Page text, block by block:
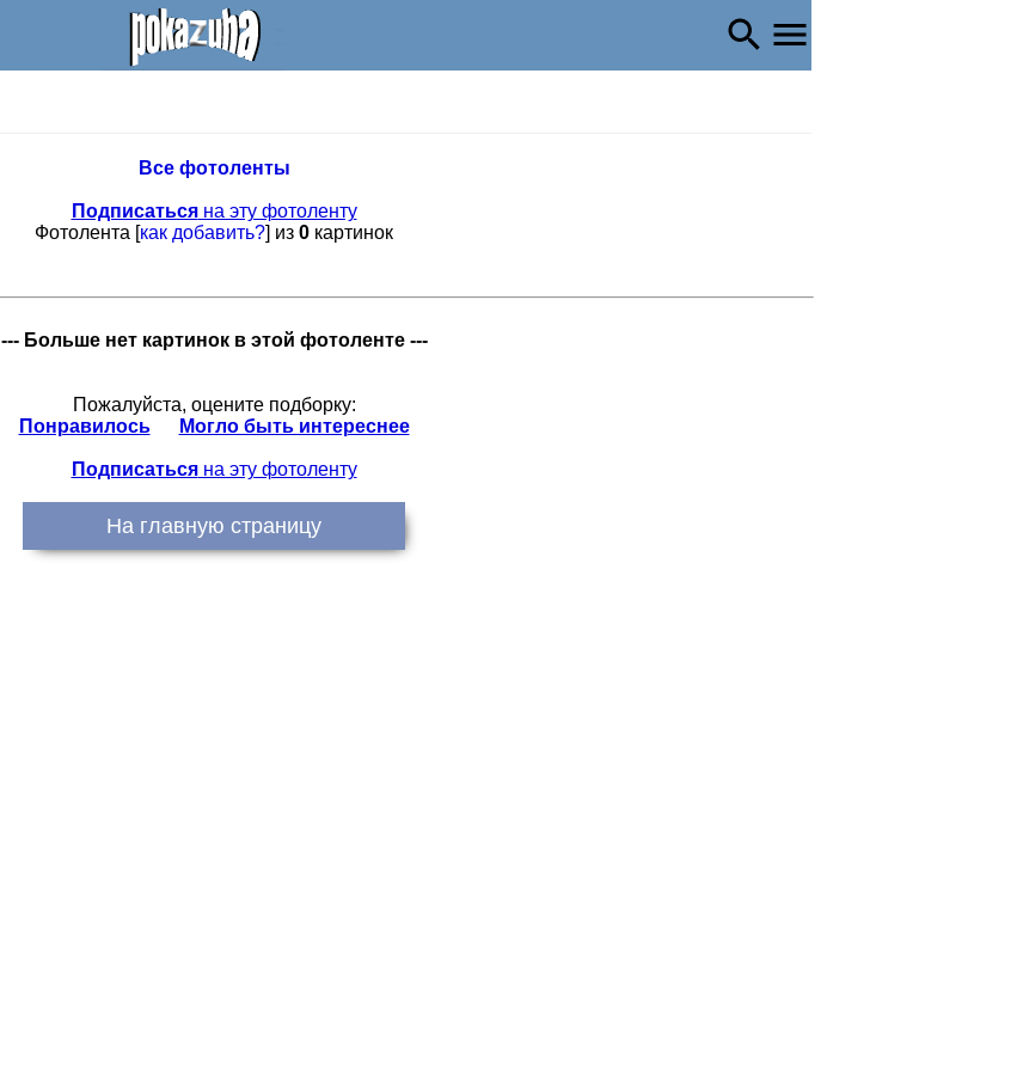
Все фотоленты
Подписатьсяна эту фотоленту
Фотолента [как добавить?] из 0 картинок
--- Больше нет картинок в этой фотоленте ---
Пожалуйста, оцените подборку:
Понравилось
Могло быть интереснее
Подписатьсяна эту фотоленту
На главную страницу